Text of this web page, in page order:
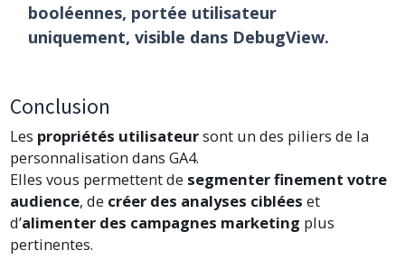
booléennes, portée utilisateur
uniquement, visible dans DebugView.
Conclusion
Les propriétés utilisateursont un des piliers de la
personnalisation dans GA4.
Elles vous permettent de segmenter finement votre
audience, de créer des analyses ciblées et
d’alimenter des campagnes marketing plus
pertinentes.